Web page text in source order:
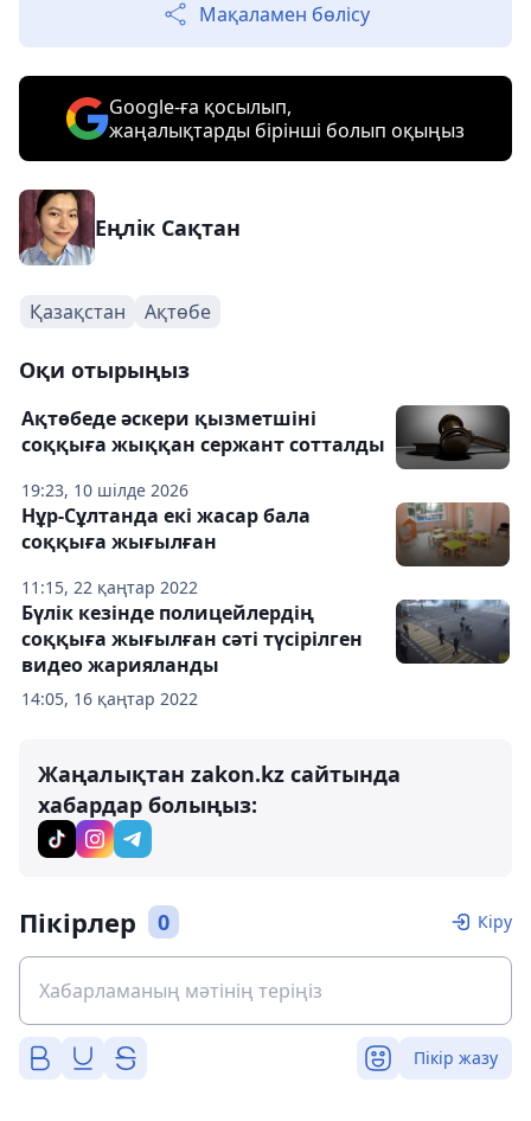
Мақаламен бөлісу
Google-ға қосылып,
жаңалықтарды бірінші болып оқыңыз
Еңлік Сақтан
Қазақстан Ақтөбе
Оқи отырыңыз
19:23, 10 шілде 2026
Ақтөбеде әскери қызметшіні
соққыға жыққан сержант сотталды
11:15, 22 қаңтар 2022
Нұр-Сұлтанда екі жасар бала
соққыға жығылған
14:05, 16 қаңтар 2022
Бүлік кезінде полицейлердің
соққыға жығылған сәті түсірілген
видео жарияланды
Жаңалықтан zakon.kz сайтында
хабардар болыңыз:
Пікірлер 0 Кіру
Пікір жазу